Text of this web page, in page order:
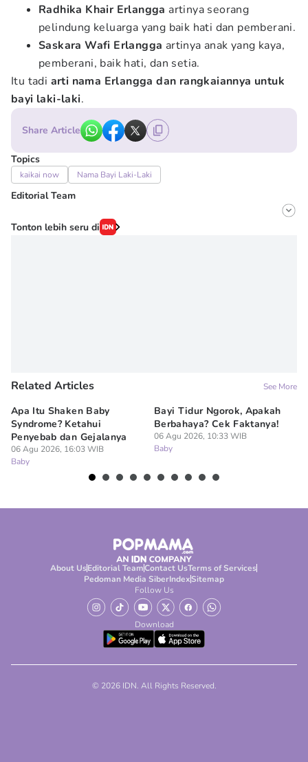
Radhika Khair Erlangga artinya seorang
pelindung keluarga yang baik hati dan pemberani.
Saskara Wafi Erlangga artinya anak yang kaya,
pemberani, baik hati, dan setia.
Itu tadi arti nama Erlangga dan rangkaiannya untuk
bayi laki-laki.
Share Article
Topics
kaikai now Nama Bayi Laki-Laki
Editorial Team
Editor
Irma ediarti mardiyah
Tonton lebih seru di
Related Articles See More
Apa Itu Shaken Baby
Syndrome? Ketahui
Penyebab dan Gejalanya
06 Agu 2026, 16:03 WIB
Baby
Bayi Tidur Ngorok, Apakah
Berbahaya? Cek Faktanya!
06 Agu 2026, 10:33 WIB
Baby
About UsEditorial TeamContact UsTerms of Services
Pedoman Media SiberIndexSitemap
Follow Us
Download
© 2026 IDN. All Rights Reserved.